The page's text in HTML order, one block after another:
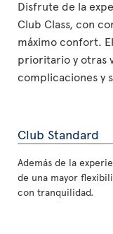
Disfrute de la
Club Class, con
máximo confort.
prioritario y otras
complicaciones y
Club Standard
Además de la
de una mayor
con tranquilidad.